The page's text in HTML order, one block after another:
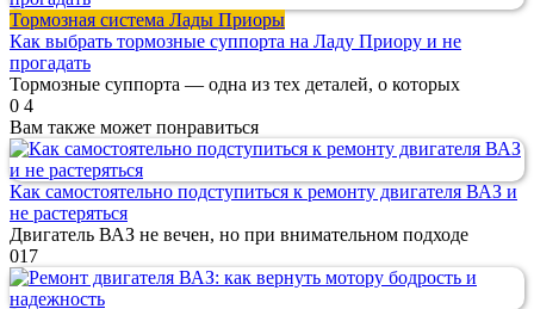
Тормозная система Лады Приоры
Как выбрать тормозные суппорта на Ладу Приору и не
прогадать
Тормозные суппорта — одна из тех деталей, о которых
0 4
Вам также может понравиться
Как самостоятельно подступиться к ремонту двигателя ВАЗ и
не растеряться
Двигатель ВАЗ не вечен, но при внимательном подходе
017